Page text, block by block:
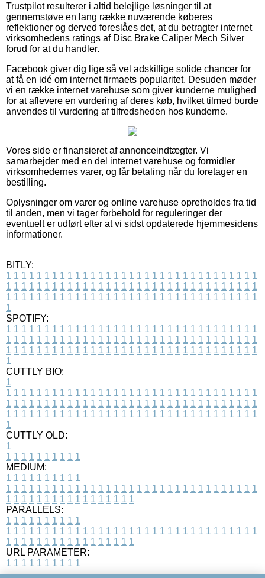
Trustpilot resulterer i altid belejlige løsninger til at
gennemstøve en lang række nuværende køberes
reflektioner og derved foreslåes det, at du betragter internet
virksomhedens ratings af Disc Brake Caliper Mech Silver
forud for at du handler.
Facebook giver dig lige så vel adskillige solide chancer for
at få en idé om internet firmaets popularitet. Desuden møder
vi en række internet varehuse som giver kunderne mulighed
for at aflevere en vurdering af deres køb, hvilket tilmed burde
anvendes til vurdering af tilfredsheden hos kunderne.
Vores side er finansieret af annonceindtægter. Vi
samarbejder med en del internet varehuse og formidler
virksomhedernes varer, og får betaling når du foretager en
bestilling.
Oplysninger om varer og online varehuse opretholdes fra tid
til anden, men vi tager forbehold for reguleringer der
eventuelt er udført efter at vi sidst opdaterede hjemmesidens
informationer.
BITLY:
1 1 1 1 1 1 1 1 1 1 1 1 1 1 1 1 1 1 1 1 1 1 1 1 1 1 1 1 1 1 1 1 1
1 1 1 1 1 1 1 1 1 1 1 1 1 1 1 1 1 1 1 1 1 1 1 1 1 1 1 1 1 1 1 1 1
1 1 1 1 1 1 1 1 1 1 1 1 1 1 1 1 1 1 1 1 1 1 1 1 1 1 1 1 1 1 1 1 1
1
SPOTIFY:
1 1 1 1 1 1 1 1 1 1 1 1 1 1 1 1 1 1 1 1 1 1 1 1 1 1 1 1 1 1 1 1 1
1 1 1 1 1 1 1 1 1 1 1 1 1 1 1 1 1 1 1 1 1 1 1 1 1 1 1 1 1 1 1 1 1
1 1 1 1 1 1 1 1 1 1 1 1 1 1 1 1 1 1 1 1 1 1 1 1 1 1 1 1 1 1 1 1 1
1
CUTTLY BIO:
1
1 1 1 1 1 1 1 1 1 1 1 1 1 1 1 1 1 1 1 1 1 1 1 1 1 1 1 1 1 1 1 1 1
1 1 1 1 1 1 1 1 1 1 1 1 1 1 1 1 1 1 1 1 1 1 1 1 1 1 1 1 1 1 1 1 1
1 1 1 1 1 1 1 1 1 1 1 1 1 1 1 1 1 1 1 1 1 1 1 1 1 1 1 1 1 1 1 1 1
1
CUTTLY OLD:
1
1 1 1 1 1 1 1 1 1 1
MEDIUM:
1 1 1 1 1 1 1 1 1 1
1 1 1 1 1 1 1 1 1 1 1 1 1 1 1 1 1 1 1 1 1 1 1 1 1 1 1 1 1 1 1 1 1
1 1 1 1 1 1 1 1 1 1 1 1 1 1 1 1 1
PARALLELS:
1 1 1 1 1 1 1 1 1 1
1 1 1 1 1 1 1 1 1 1 1 1 1 1 1 1 1 1 1 1 1 1 1 1 1 1 1 1 1 1 1 1 1
1 1 1 1 1 1 1 1 1 1 1 1 1 1 1 1 1
URL PARAMETER:
1 1 1 1 1 1 1 1 1 1